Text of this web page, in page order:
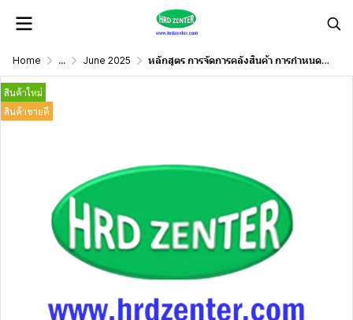
Home ... June 2025 หลักสูตร การจัดการคลังสินค้า การกำหนดปริมาณสินค้าคงเหลือที่เหมาะสม
สินค้าใหม่
สินค้าขายดี